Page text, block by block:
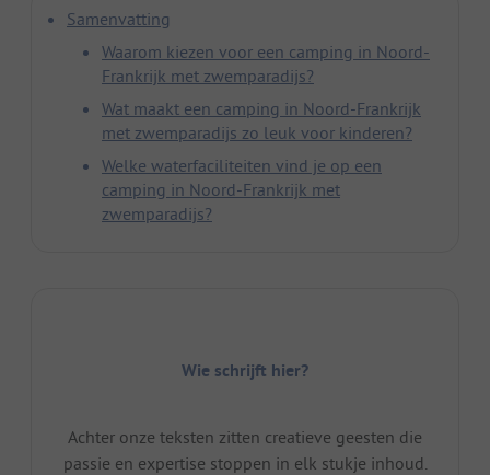
Samenvatting
Waarom kiezen voor een camping in Noord-
Frankrijk met zwemparadijs?
Wat maakt een camping in Noord-Frankrijk
met zwemparadijs zo leuk voor kinderen?
Welke waterfaciliteiten vind je op een
camping in Noord-Frankrijk met
zwemparadijs?
Wie schrijft hier?
Achter onze teksten zitten creatieve geesten die
passie en expertise stoppen in elk stukje inhoud.